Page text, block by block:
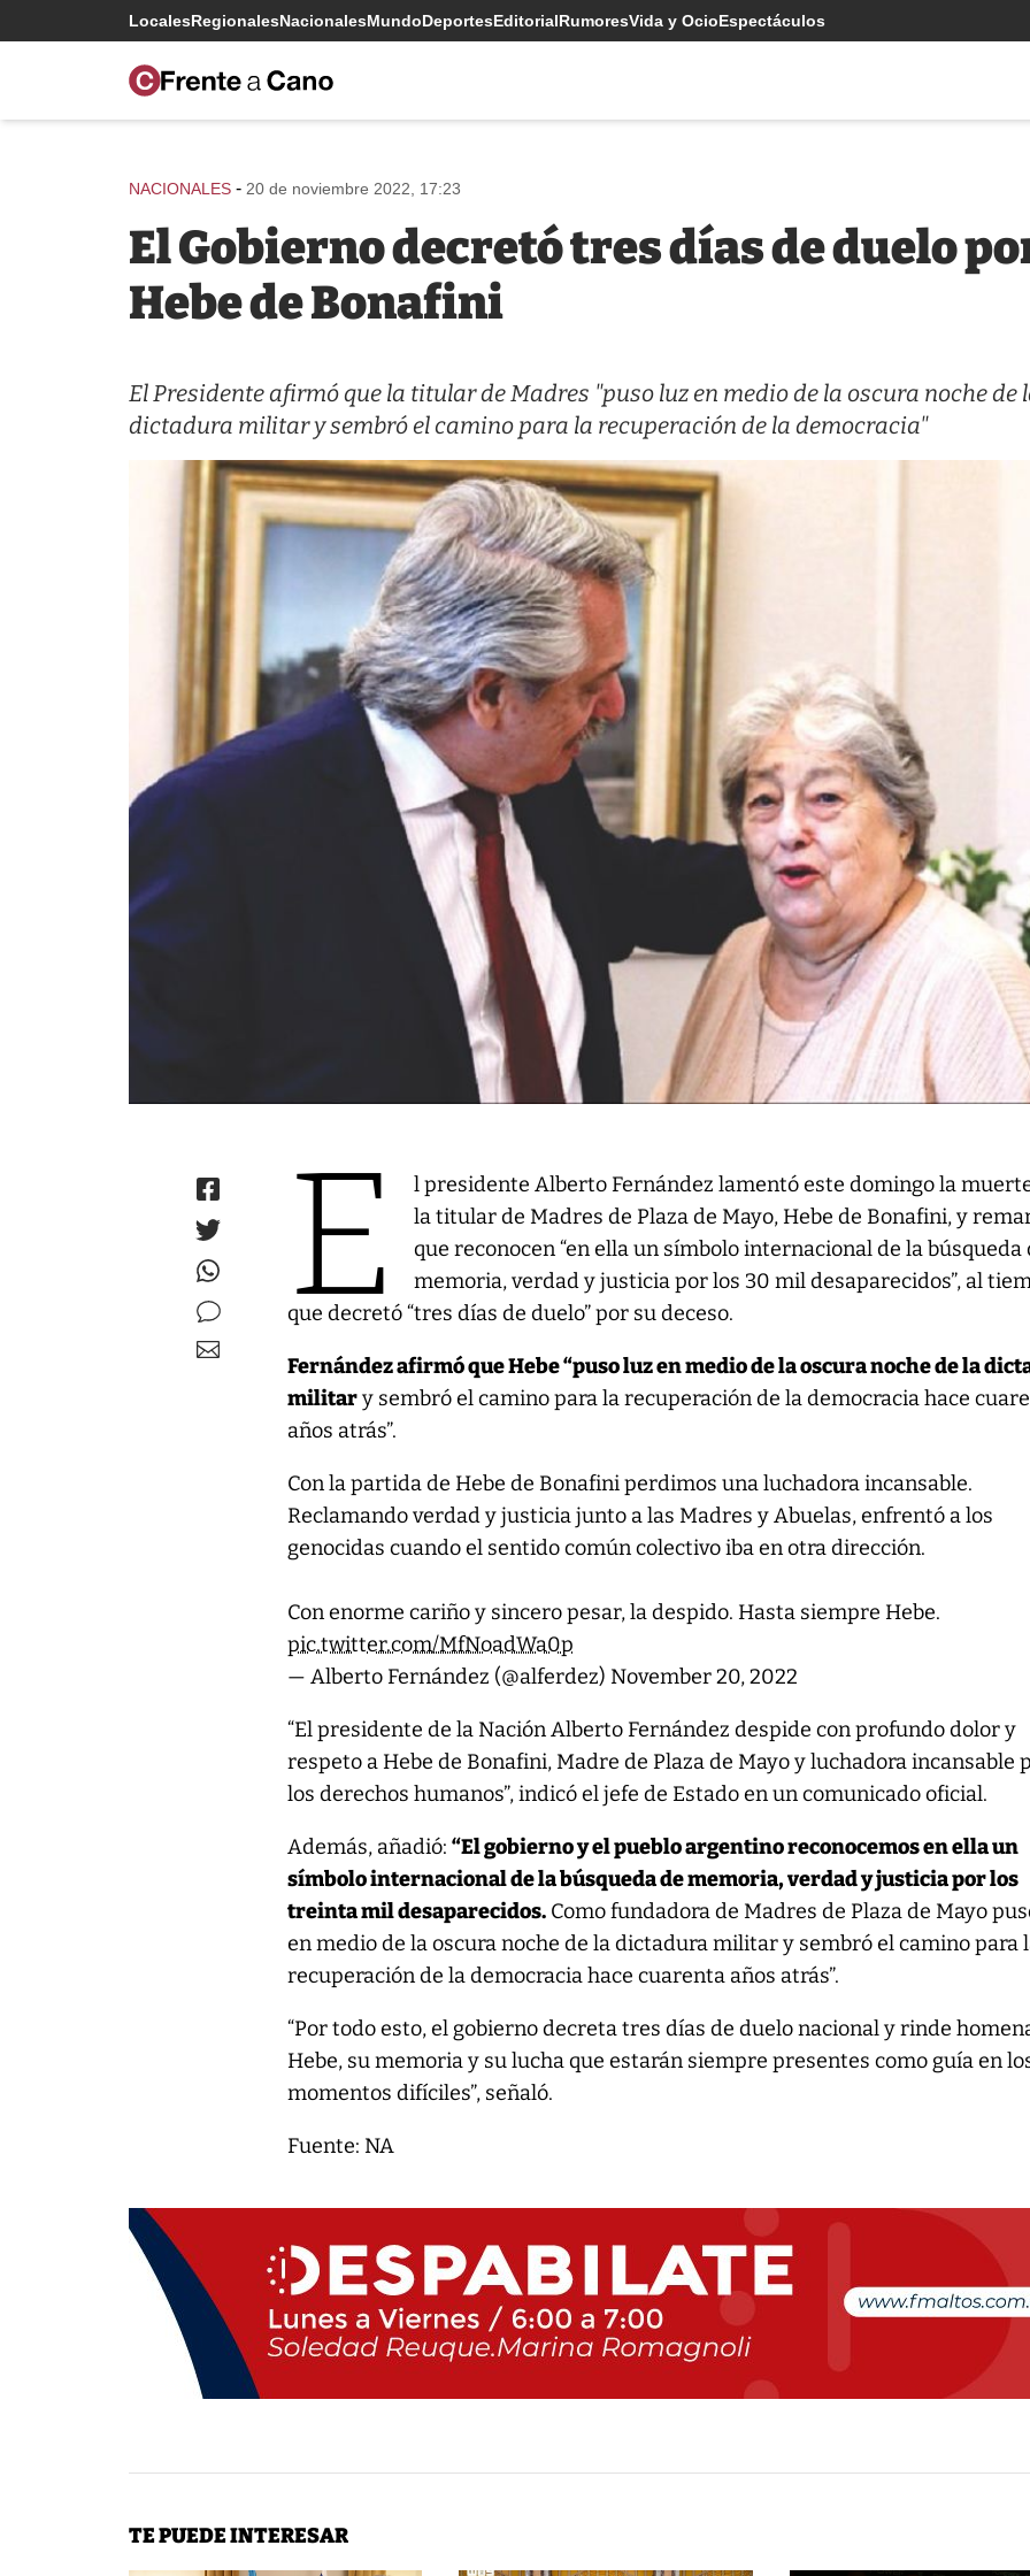
LocalesRegionalesNacionalesMundoDeportesEditorialRumoresVida y OcioEspectáculos
NACIONALES - 20 de noviembre 2022, 17:23
El Gobierno decretó tres días de duelo
Hebe de Bonafini
El Presidente afirmó que la titular de Madres "puso luz en medio de la oscura noche de
dictadura militar y sembró el camino para la recuperación de la democracia"
E
l presidente Alberto Fernández lamentó este domingo la
la titular de Madres de Plaza de Mayo, Hebe de Bonafini, y
que reconocen “en ella un símbolo internacional de la búsqueda
memoria, verdad y justicia por los 30 mil desaparecidos”, al
que decretó “tres días de duelo” por su deceso.
Fernández afirmó que Hebe “puso luz en medio de la oscura noche de la
military sembró el camino para la recuperación de la democracia hace
años atrás”.
Con la partida de Hebe de Bonafini perdimos una luchadora incansable.
Reclamando verdad y justicia junto a las Madres y Abuelas, enfrentó a los
genocidas cuando el sentido común colectivo iba en otra dirección.
Con enorme cariño y sincero pesar, la despido. Hasta siempre Hebe.
pic.twitter.com/MfNoadWa0p
— Alberto Fernández (@alferdez)November 20, 2022
“El presidente de la Nación Alberto Fernández despide con profundo dolor y
respeto a Hebe de Bonafini, Madre de Plaza de Mayo y luchadora incansable
los derechos humanos”, indicó el jefe de Estado en un comunicado oficial.
Además, añadió:“El gobierno y el pueblo argentino reconocemos en ella un
símbolo internacional de la búsqueda de memoria, verdad y justicia por los
treinta mil desaparecidos. Como fundadora de Madres de Plaza de Mayo
en medio de la oscura noche de la dictadura militar y sembró el camino para
recuperación de la democracia hace cuarenta años atrás”.
“Por todo esto, el gobierno decreta tres días de duelo nacional y rinde
Hebe, su memoria y su lucha que estarán siempre presentes como guía en
momentos difíciles”, señaló.
Fuente: NA
TE PUEDE INTERESAR